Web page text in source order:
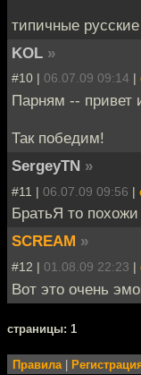
типичные
KOL »
#10 | 06.07.09 09:14 |
Парням -- привет
Так победим!
SergeyTN »
#11 | 06.07.09 09:56 |
БратьЯ то
SCREAM »
#12 | 01.08.09 22:23 |
Вот это очень
cтраницы: 1
Правила |